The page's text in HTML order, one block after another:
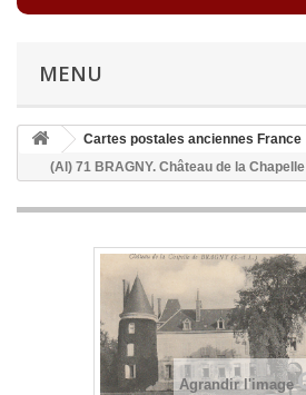
MENU
Cartes postales anciennes France
(Al) 71 BRAGNY. Château de la Chapelle
Agrandir l'image